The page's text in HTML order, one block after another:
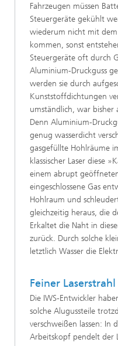
Fahrzeugen müssen
Steuergeräte gekühlt
wiederum nicht mit
kommen, sonst
Steuergeräte oft durch
Aluminium-Druckguss
werden sie durch
Kunststoffdichtungen
umständlich, war bisher
Denn Aluminium-
genug wasserdicht
gasgefüllte Hohlräume
klassischer Laser diese
einem abrupt
eingeschlossene Gas
Hohlraum und
gleichzeitig heraus, die
Erkaltet die Naht in
zurück. Durch solche
letztlich Wasser die
Feiner
Die IWS-Entwickler
solche Alugussteile
verschweißen lassen: In
Arbeitskopf pendelt der